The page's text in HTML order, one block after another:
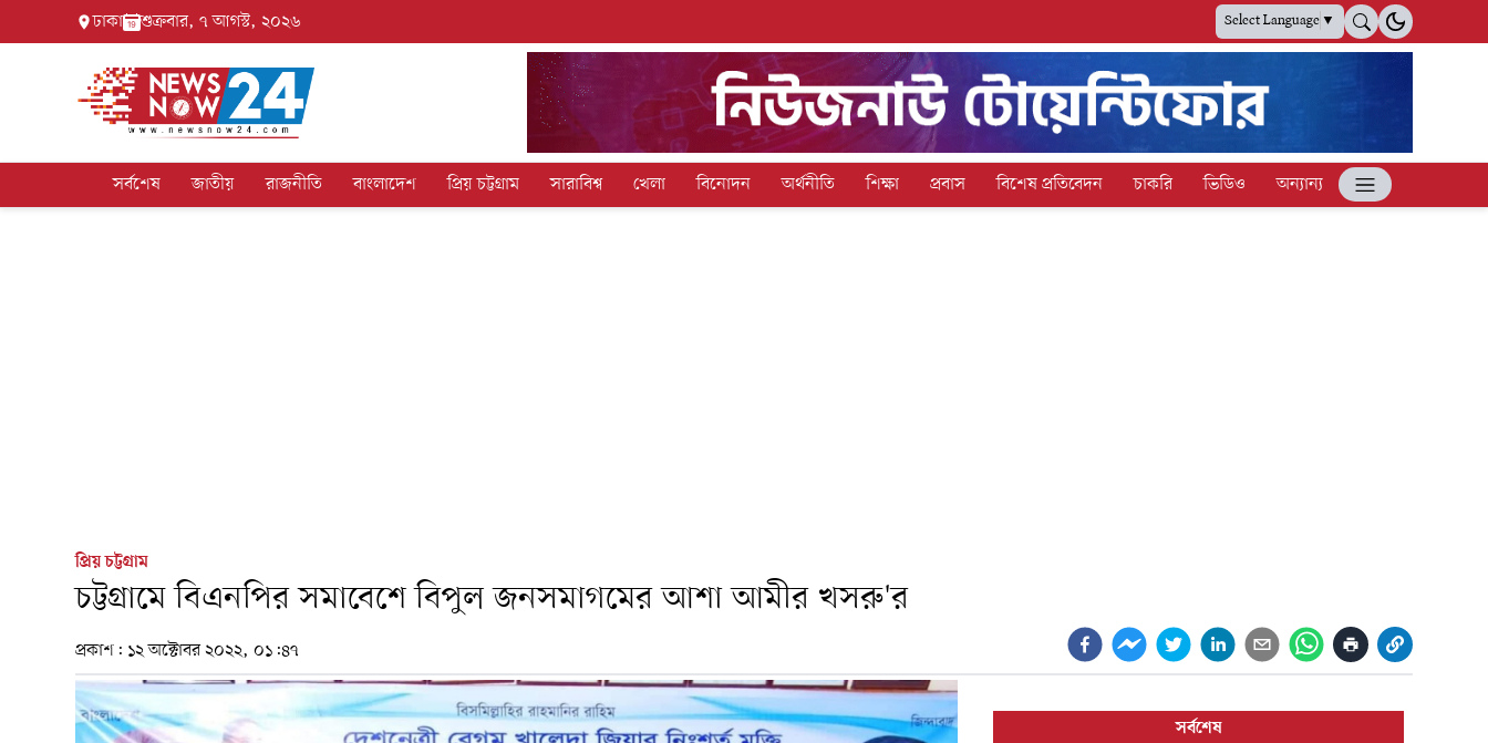
ঢাকা শুক্রবার, ৭ আগস্ট, ২০২৬ Select Language▼
সর্বশেষ জাতীয় রাজনীতি বাংলাদেশ প্রিয় চট্টগ্রাম সারাবিশ্ব খেলা বিনোদন অর্থনীতি শিক্ষা প্রবাস বিশেষ প্রতিবেদন চাকরি ভিডিও অন্যান্য
প্রিয় চট্টগ্রাম
চট্টগ্রামে বিএনপির সমাবেশে বিপুল জনসমাগমের আশা আমীর খসরু'র
প্রকাশ: ১২ অক্টোবর ২০২২, ০১:৪৭
সর্বশেষ